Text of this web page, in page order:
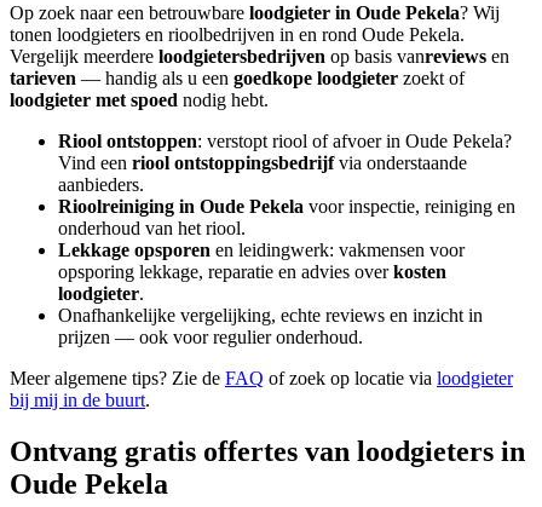
Op zoek naar een betrouwbare loodgieter in Oude Pekela? Wij
tonen loodgieters en rioolbedrijven in en rond Oude Pekela.
Vergelijk meerdere loodgietersbedrijven op basis vanreviews en
tarieven — handig als u een goedkope loodgieter zoekt of
loodgieter met spoed nodig hebt.
Riool ontstoppen: verstopt riool of afvoer in Oude Pekela?
Vind een riool ontstoppingsbedrijfvia onderstaande
aanbieders.
Rioolreiniging in Oude Pekela voor inspectie, reiniging en
onderhoud van het riool.
Lekkage opsporen en leidingwerk: vakmensen voor
opsporing lekkage, reparatie en advies overkosten
loodgieter.
Onafhankelijke vergelijking, echte reviews en inzicht in
prijzen — ook voor regulier onderhoud.
Meer algemene tips? Zie de FAQ of zoek op locatie via loodgieter
bij mij in de buurt.
Ontvang gratis offertes van loodgieters in
Oude Pekela